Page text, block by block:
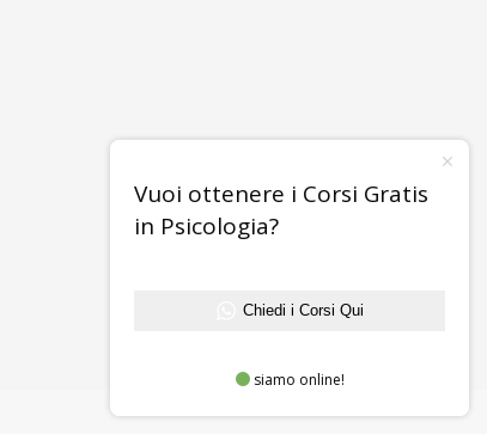
Vuoi ottenere i Corsi Gratis
in Psicologia?
Chiedi i Corsi Qui
siamo online!